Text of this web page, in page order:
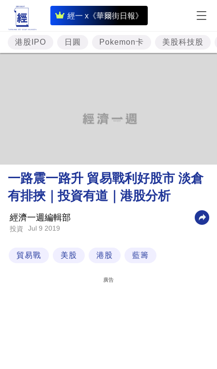
經一 x《華爾街日報》
即
時
財
經
理
財
商
業
港股IPO 日圓 Pokemon卡 美股科技股
一路震一路升 貿易戰利好股市 淡倉
有排挾｜投資有道｜港股分析
經濟一週編輯部
投資 Jul 9 2019
貿易戰 美股 港股 藍籌
廣告